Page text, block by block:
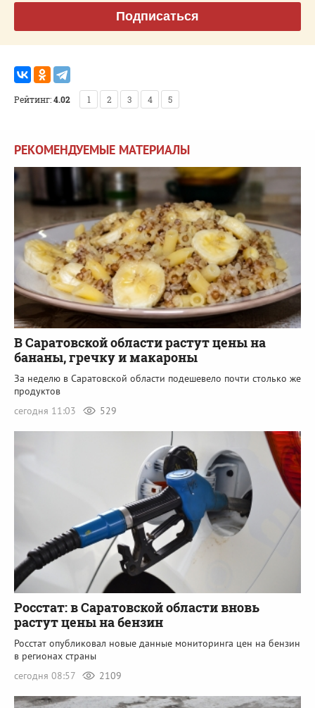
Подписаться
Рейтинг:4.02 1 2 3 4 5
РЕКОМЕНДУЕМЫЕ МАТЕРИАЛЫ
В Саратовской области растут цены на
бананы, гречку и макароны
За неделю в Саратовской области подешевело почти столько же
продуктов
сегодня 11:03
529
Росстат: в Саратовской области вновь
растут цены на бензин
Росстат опубликовал новые данные мониторинга цен на бензин
в регионах страны
сегодня 08:57
2109